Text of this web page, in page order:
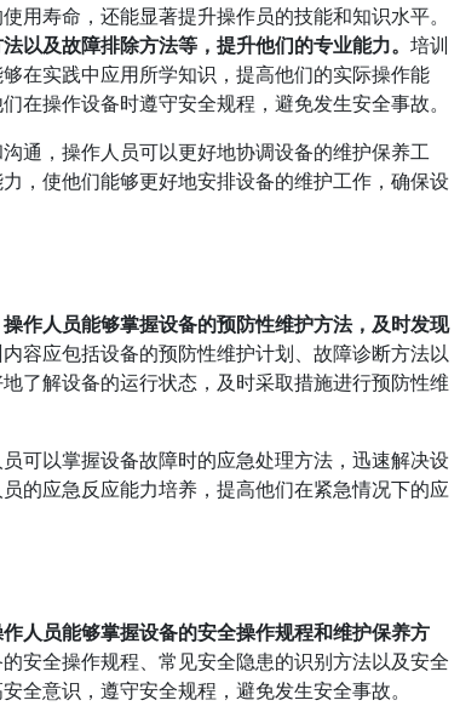
用寿命，还能显著提升操作员的技能和知识水平。
以及故障排除方法等，提升他们的专业能力。培训
在实践中应用所学知识，提高他们的实际操作能
在操作设备时遵守安全规程，避免发生安全事故。
通，操作人员可以更好地协调设备的维护保养工
，使他们能够更好地安排设备的维护工作，确保设
作人员能够掌握设备的预防性维护方法，及时发现
容应包括设备的预防性维护计划、故障诊断方法以
了解设备的运行状态，及时采取措施进行预防性维
可以掌握设备故障时的应急处理方法，迅速解决设
的应急反应能力培养，提高他们在紧急情况下的应
人员能够掌握设备的安全操作规程和维护保养方
安全操作规程、常见安全隐患的识别方法以及安全
全意识，遵守安全规程，避免发生安全事故。